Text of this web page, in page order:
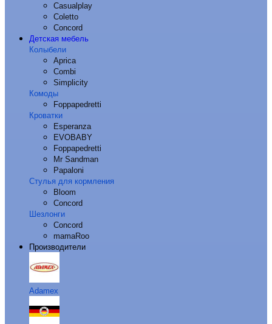
Casualplay
Coletto
Concord
Детская мебель
Колыбели
Aprica
Combi
Simplicity
Комоды
Foppapedretti
Кроватки
Esperanza
EVOBABY
Foppapedretti
Mr Sandman
Papaloni
Стулья для кормления
Bloom
Concord
Шезлонги
Concord
mamaRoo
Производители
Adamex